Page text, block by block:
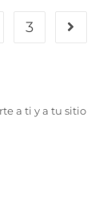
3
a ti y a tu sitio